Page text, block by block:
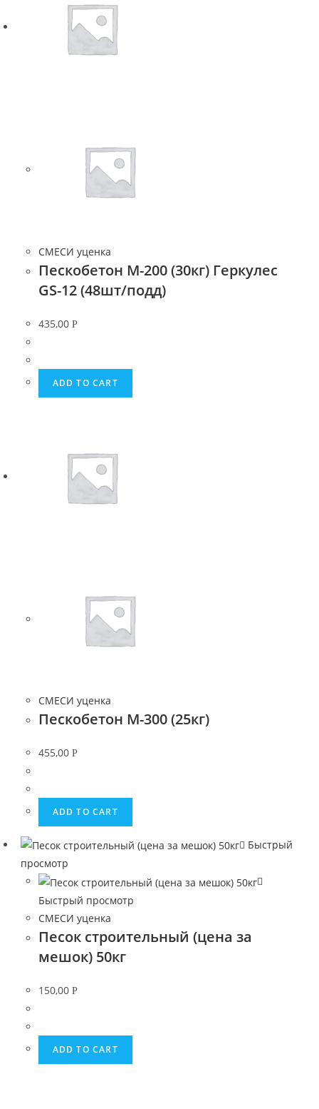
СМЕСИ уценка
Пескобетон М-200 (30кг) Геркулес
GS-12 (48шт/подд)
435,00 Р
ADD TO CART
СМЕСИ уценка
Пескобетон М-300 (25кг)
455,00 Р
ADD TO CART
Быстрый
просмотр
Быстрый просмотр
СМЕСИ уценка
Песок строительный (цена за
мешок) 50кг
150,00 Р
ADD TO CART